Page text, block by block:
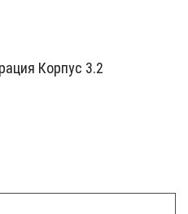
Корпус 3.2